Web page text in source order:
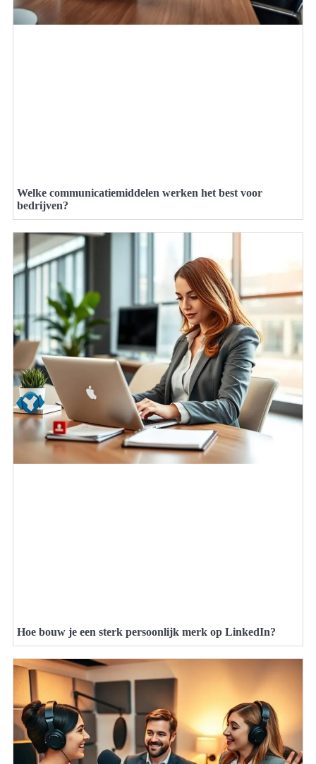
Welke communicatiemiddelen werken het best voor
bedrijven?
Hoe bouw je een sterk persoonlijk merk op LinkedIn?